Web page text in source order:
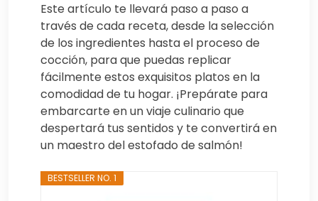
Este artículo te llevará paso a paso a
través de cada receta, desde la selección
de los ingredientes hasta el proceso de
cocción, para que puedas replicar
fácilmente estos exquisitos platos en la
comodidad de tu hogar. ¡Prepárate para
embarcarte en un viaje culinario que
despertará tus sentidos y te convertirá en
un maestro del estofado de salmón!
BESTSELLER NO. 1